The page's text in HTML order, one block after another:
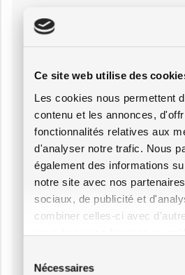
Ce site web utilise des
Les cookies nous permettent
contenu et les annonces,
fonctionnalités relatives aux
d'analyser notre trafic. Nous
également des informations
notre site avec nos
sociaux, de publicité et
combiner celles-ci avec
vous leur avez fournies ou
Nécessaires